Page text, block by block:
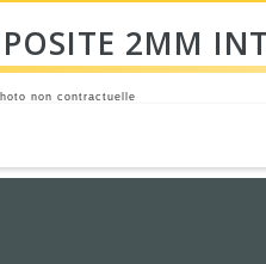
2MM
non contractuelle